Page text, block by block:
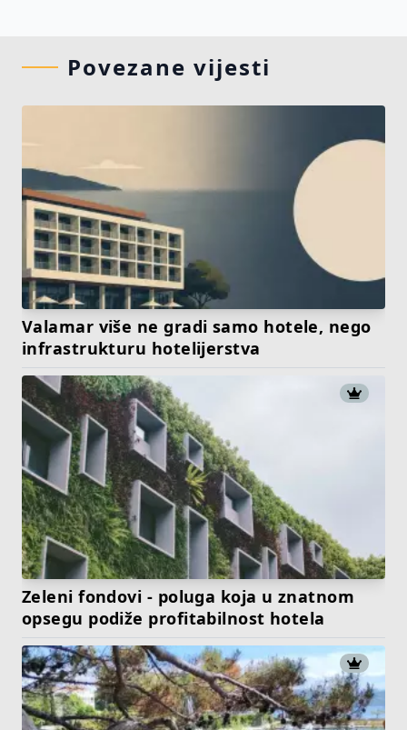
Povezane vijesti
Valamar više ne gradi samo hotele, nego
infrastrukturu hotelijerstva
Zeleni fondovi - poluga koja u znatnom
opsegu podiže profitabilnost hotela